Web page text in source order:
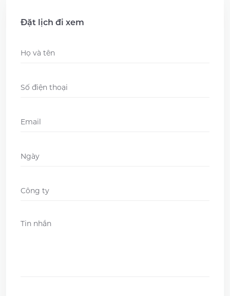
Đặt lịch đi xem
Name *
Phone
Email
Ngày
YYYY
Company
Message